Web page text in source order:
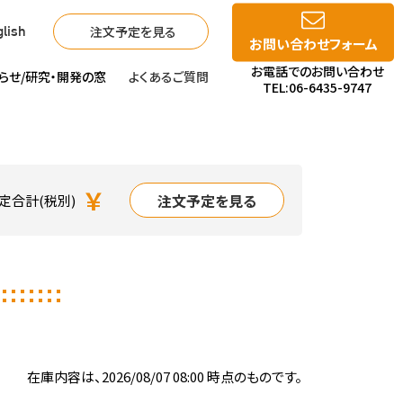
注文予定を見る
せ/研究・開発の窓 よくあるご質問
お問い合わせフォーム
お電話でのお問い合わせ
TEL:06-6435-9747
合計(税別) ￥ 注文予定を見る
在庫内容は、2026/08/07 08:00 時点のものです。